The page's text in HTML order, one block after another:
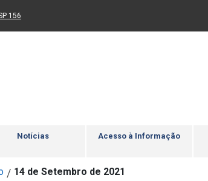
Ir para rodapé
para um novo sítio)
156
Notícias Acesso à Informação
/ 14 de Setembro de 2021